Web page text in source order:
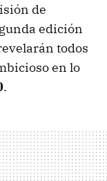
de
edición
todos
en lo
.